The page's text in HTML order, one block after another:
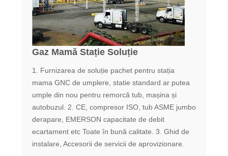
Gaz Mamă Stație Soluție
1. Furnizarea de soluție pachet pentru stația
mama GNC de umplere, statie standard ar putea
umple din nou pentru remorcă tub, mașina și
autobuzul. 2. CE, compresor ISO, tub ASME jumbo
derapare, EMERSON capacitate de debit
ecartament etc Toate în bună calitate. 3. Ghid de
instalare, Accesorii de servicii de aprovizionare.